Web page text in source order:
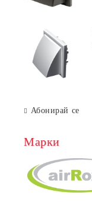
Абонирай се
Марки